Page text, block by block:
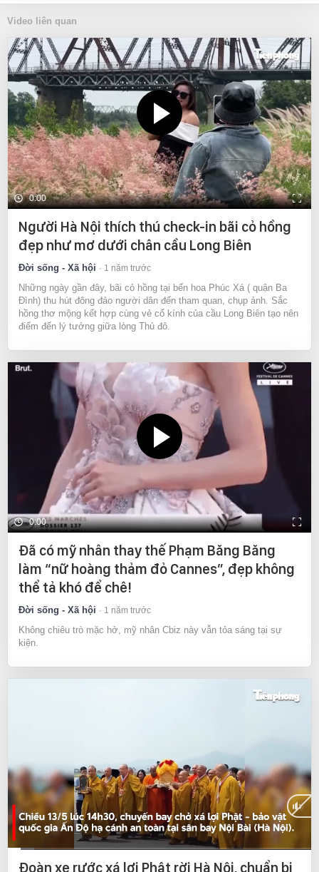
Video liên quan
0:00
Người Hà Nội thích thú check-in bãi cỏ hồng
đẹp như mơ dưới chân cầu Long Biên
Đời sống - Xã hội 1 năm trước
Những ngày gần đây, bãi cỏ hồng tại bến hoa Phúc Xá ( quận Ba
Đình) thu hút đông đảo người dân đến tham quan, chụp ảnh. Sắc
hồng thơ mộng kết hợp cùng vẻ cổ kính của cầu Long Biên tạo nên
điểm đến lý tưởng giữa lòng Thủ đô.
0:00
Đã có mỹ nhân thay thế Phạm Băng Băng
làm “nữ hoàng thảm đỏ Cannes”, đẹp không
thể tả khó để chê!
Đời sống - Xã hội 1 năm trước
Không chiêu trò mặc hở, mỹ nhân Cbiz này vẫn tỏa sáng tại sự
kiện.
Current
0:10 Duration
Đoàn xe rước xá lợi Phật rời Hà Nội, chuẩn bị